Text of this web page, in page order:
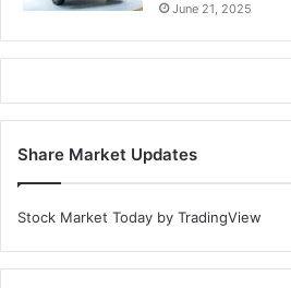
June 21, 2025
Share Market Updates
Stock Market Today by TradingView